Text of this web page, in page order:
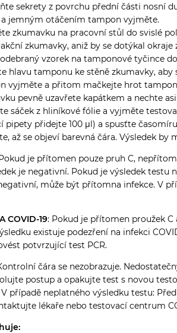
sekrety z povrchu přední části nosní
jemným otáčením tampon vyjměte.
zkumavku na pracovní stůl do svislé
zkumavky, aniž by se dotýkal
vzorek na tamponové tyčince
hlavu tamponu ke stěně zkumavky,
vyjměte a přitom mačkejte hrot
pevně uzavřete kapátkem a nechte
sáček z hliníkové fólie a vyjměte
pipety přidejte 100 μl) a spusťte
až se objeví barevná čára. Výsledek
je přítomen pouze pruh C,
je negativní. Pokud je výsledek
může být přítomna infekce. V
COVID-19: Pokud je přítomen proužek C
existuje podezření na infekci
potvrzující test PCR.
čára se nezobrazuje.
postup a opakujte test s novou
případě neplatného výsledku testu:
lékaře nebo testovací centrum